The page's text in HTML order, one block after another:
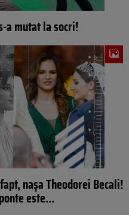
a mutat la socri!
nașa Theodorei Becali!
este…